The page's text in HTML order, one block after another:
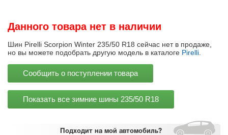
Подходит на мой автомобиль?
Данного товара нет в наличии
Шин Pirelli Scorpion Winter 235/50 R18 сейчас нет в продаже,
но вы можете подобрать другую модель в каталоге Pirelli
Сообщить о поступлении товара
Показать все зимние шины 235/50 R18